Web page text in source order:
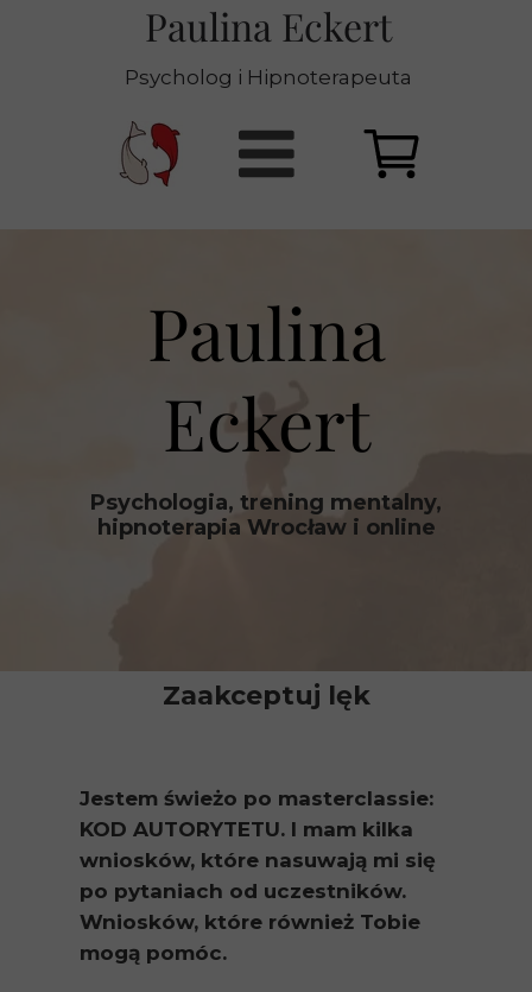
Jestem świeżo po masterclassie:
KOD AUTORYTETU. I mam kilka
wniosków, które nasuwają mi się
po pytaniach od uczestników.
Wniosków, które również Tobie
mogą pomóc.
Zaakceptuj lęk
Paulina Eckert
Psycholog i Hipnoterapeuta
Paulina
Eckert
Psychologia, trening mentalny,
hipnoterapia Wrocław i online